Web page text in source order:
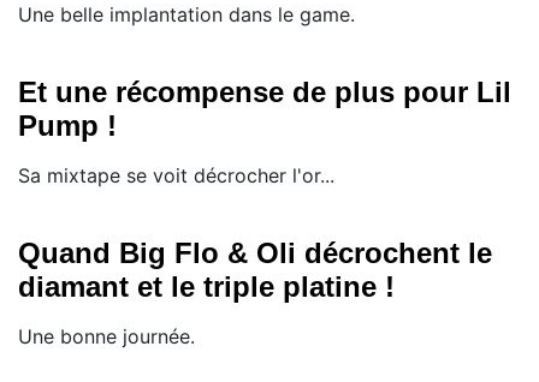
Une belle implantation dans le game.
Et une récompense de plus pour Lil
Pump !
Sa mixtape se voit décrocher l'or...
Quand Big Flo & Oli décrochent le
diamant et le triple platine !
Une bonne journée.